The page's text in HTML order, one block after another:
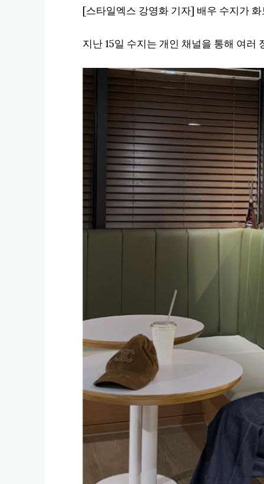
[스타일엑스 강영화 기자] 배우 수지가
지난 15일 수지는 개인 채널을 통해 여러